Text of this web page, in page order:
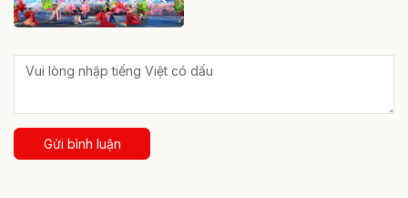
Gửi bình luận